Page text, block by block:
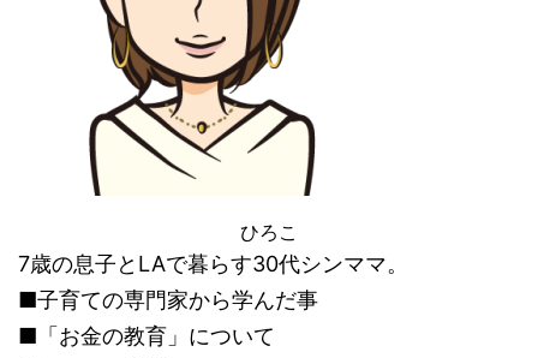
ひろこ
7歳の息子とLAで暮らす30代シンママ。
■子育ての専門家から学んだ事
■「お金の教育」について